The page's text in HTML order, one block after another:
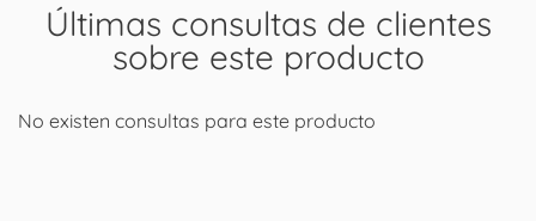
Últimas consultas de clientes
sobre este producto
No existen consultas para este producto